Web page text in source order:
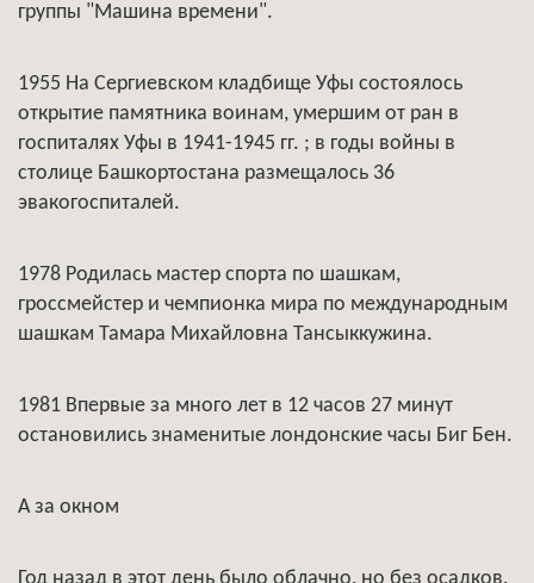
группы "Машина времени".
1955 На Сергиевском кладбище Уфы состоялось
открытие памятника воинам, умершим от ран в
госпиталях Уфы в 1941-1945 гг. ; в годы войны в
столице Башкортостана размещалось 36
эвакогоспиталей.
1978 Родилась мастер спорта по шашкам,
гроссмейстер и чемпионка мира по международным
шашкам Тамара Михайловна Тансыккужина.
1981 Впервые за много лет в 12 часов 27 минут
остановились знаменитые лондонские часы Биг Бен.
А за окном